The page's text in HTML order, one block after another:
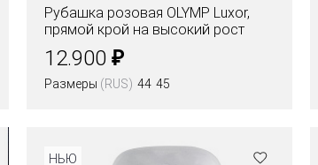
Рубашка розовая OLYMP Luxor,
прямой крой на высокий рост
12.900 ₽
Размеры (RUS) 44 45
НЬЮ